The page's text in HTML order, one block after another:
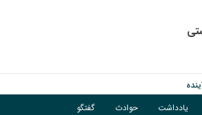
یادداشت حوادث گفتگو